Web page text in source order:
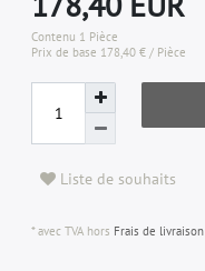
Contenu 1 Pièce
Prix de base 178,40 € / Pièce
Liste de souhaits
* avec TVA hors Frais de livraison